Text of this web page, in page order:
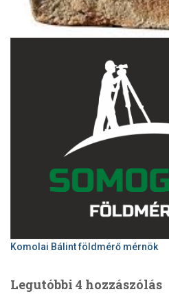
Komolai Bálint földmérő mérnök
Legutóbbi 4 hozzászólás